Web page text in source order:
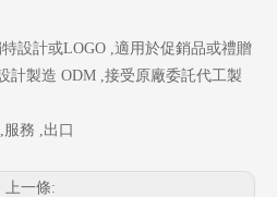
設計或LOGO ,適用於促銷品或禮贈
計製造 ODM ,接受原廠委託代工製
務 ,出口
上一條: